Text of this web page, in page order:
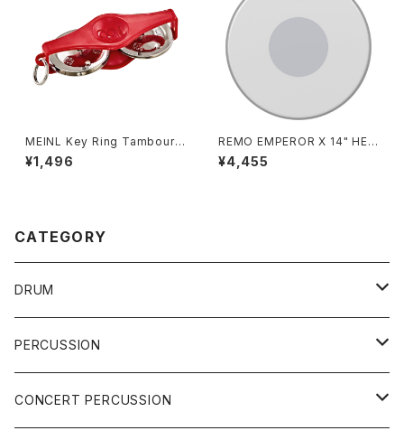
MEINL Key Ring Tambourin
e (Red) KRT-R
¥1,496
REMO EMPEROR X 14" HEA
D / CS-114BX
¥4,455
CATEGORY
DRUM
DRUM SET
YAMAHA
SNARE
PERCUSSION
CAJON
CONCERT PERCUSSION